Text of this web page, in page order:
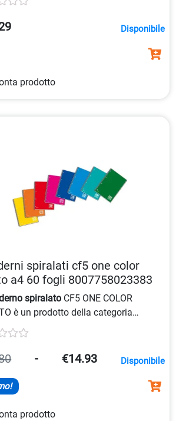
Disponibile
prodotto
spiralati cf5 one color
a4 60 fogli 8007758023383
spiralato CF5 ONE COLOR
è un prodotto della categoria
spiralati
copertina patinata plastificata e
in 1 colore. Ha una spirale laterale,
e fori per l’archiviazione, nel
A4 con 60 fogli.
- €14.93 Disponibile
prodotto